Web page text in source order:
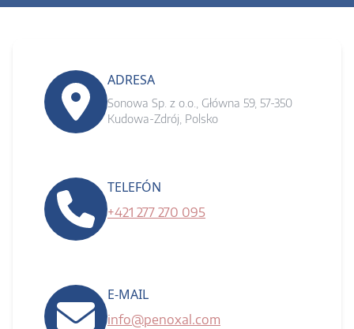
ADRESA
Sonowa Sp. z o.o., Główna 59, 57-350
Kudowa-Zdrój, Polsko
TELEFÓN
+421 277 270 095
E-MAIL
info@penoxal.com